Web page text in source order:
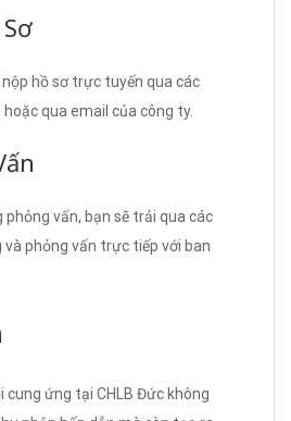
hồ sơ trực tuyến qua các
qua email của công ty.
vấn, bạn sẽ trải qua các
và phỏng vấn trực tiếp với ban
cung ứng tại CHLB Đức không